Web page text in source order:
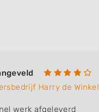
Harry de Winkel
werk afgeleverd